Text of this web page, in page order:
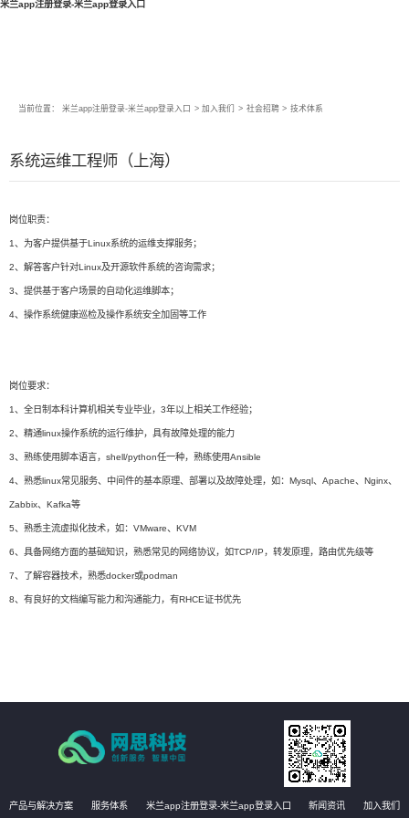
米兰app注册登录-米兰app登录入口
当前位置： 米兰app注册登录-米兰app登录入口 > 加入我们 > 社会招聘 > 技术体系
系统运维工程师（上海）
岗位职责：
1、为客户提供基于Linux系统的运维支撑服务；
2、解答客户针对Linux及开源软件系统的咨询需求；
3、提供基于客户场景的自动化运维脚本；
4、操作系统健康巡检及操作系统安全加固等工作
岗位要求：
1、全日制本科计算机相关专业毕业，3年以上相关工作经验；
2、精通linux操作系统的运行维护，具有故障处理的能力
3、熟练使用脚本语言，shell/python任一种，熟练使用Ansible
4、熟悉linux常见服务、中间件的基本原理、部署以及故障处理，如：Mysql、Apache、Nginx、
Zabbix、Kafka等
5、熟悉主流虚拟化技术，如：VMware、KVM
6、具备网络方面的基础知识，熟悉常见的网络协议，如TCP/IP，转发原理，路由优先级等
7、了解容器技术，熟悉docker或podman
8、有良好的文档编写能力和沟通能力，有RHCE证书优先
产品与解决方案 服务体系 米兰app注册登录-米兰app登录入口 新闻资讯 加入我们